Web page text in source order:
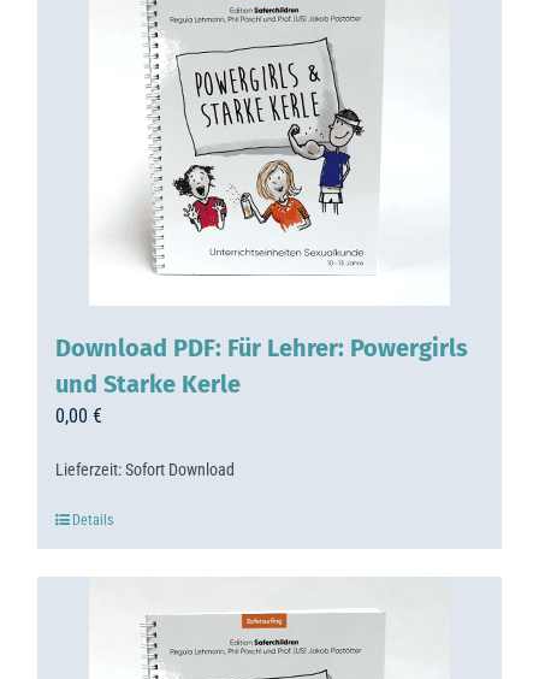
Download PDF: Für Lehrer: Powergirls
und Starke Kerle
0,00 €
Lieferzeit:Sofort Download
Details